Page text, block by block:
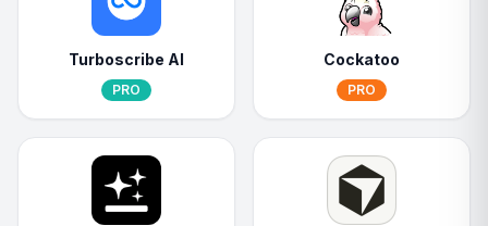
Turboscribe AI
PRO
Cockatoo
PRO